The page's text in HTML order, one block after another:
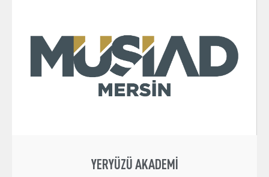
YERYÜZÜ AKADEMI